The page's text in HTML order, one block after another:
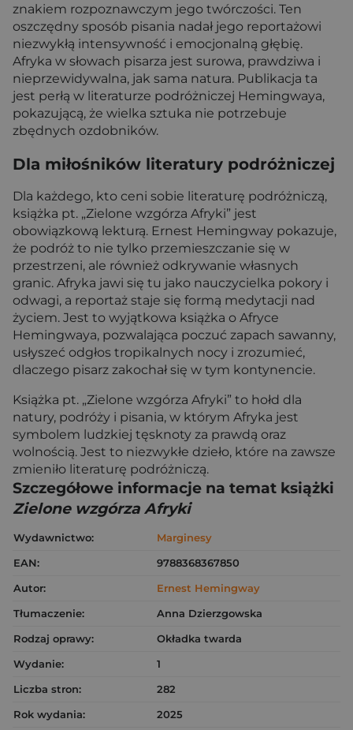
znakiem rozpoznawczym jego twórczości. Ten
oszczędny sposób pisania nadał jego reportażowi
niezwykłą intensywność i emocjonalną głębię.
Afryka w słowach pisarza jest surowa, prawdziwa i
nieprzewidywalna, jak sama natura. Publikacja ta
jest perłą w literaturze podróżniczej Hemingwaya,
pokazującą, że wielka sztuka nie potrzebuje
zbędnych ozdobników.
Dla miłośników literatury podróżniczej
Dla każdego, kto ceni sobie literaturę podróżniczą,
książka pt. „Zielone wzgórza Afryki” jest
obowiązkową lekturą. Ernest Hemingway pokazuje,
że podróż to nie tylko przemieszczanie się w
przestrzeni, ale również odkrywanie własnych
granic. Afryka jawi się tu jako nauczycielka pokory i
odwagi, a reportaż staje się formą medytacji nad
życiem. Jest to wyjątkowa książka o Afryce
Hemingwaya, pozwalająca poczuć zapach sawanny,
usłyszeć odgłos tropikalnych nocy i zrozumieć,
dlaczego pisarz zakochał się w tym kontynencie.
Książka pt. „Zielone wzgórza Afryki” to hołd dla
natury, podróży i pisania, w którym Afryka jest
symbolem ludzkiej tęsknoty za prawdą oraz
wolnością. Jest to niezwykłe dzieło, które na zawsze
zmieniło literaturę podróżniczą.
Szczegółowe informacje na temat książki
Zielone wzgórza Afryki
Wydawnictwo:
Marginesy
EAN:
9788368367850
Autor:
Ernest Hemingway
Tłumaczenie:
Anna Dzierzgowska
Rodzaj oprawy:
Okładka twarda
Wydanie:
1
Liczba stron:
282
Rok wydania:
2025